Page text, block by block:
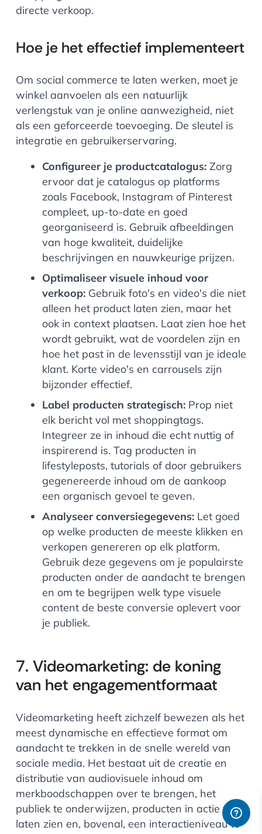
directe verkoop.
Hoe je het effectief implementeert
Om social commerce te laten werken, moet je
winkel aanvoelen als een natuurlijk
verlengstuk van je online aanwezigheid, niet
als een geforceerde toevoeging. De sleutel is
integratie en gebruikerservaring.
Configureer je productcatalogus: Zorg
ervoor dat je catalogus op platforms
zoals Facebook, Instagram of Pinterest
compleet, up-to-date en goed
georganiseerd is. Gebruik afbeeldingen
van hoge kwaliteit, duidelijke
beschrijvingen en nauwkeurige prijzen.
Optimaliseer visuele inhoud voor
verkoop: Gebruik foto's en video's die niet
alleen het product laten zien, maar het
ook in context plaatsen. Laat zien hoe het
wordt gebruikt, wat de voordelen zijn en
hoe het past in de levensstijl van je ideale
klant. Korte video's en carrousels zijn
bijzonder effectief.
Label producten strategisch: Prop niet
elk bericht vol met shoppingtags.
Integreer ze in inhoud die echt nuttig of
inspirerend is. Tag producten in
lifestyleposts, tutorials of door gebruikers
gegenereerde inhoud om de aankoop
een organisch gevoel te geven.
Analyseer conversiegegevens: Let goed
op welke producten de meeste klikken en
verkopen genereren op elk platform.
Gebruik deze gegevens om je populairste
producten onder de aandacht te brengen
en om te begrijpen welk type visuele
content de beste conversie oplevert voor
je publiek.
7. Videomarketing: de koning
van het engagementformaat
Videomarketing heeft zichzelf bewezen als het
meest dynamische en effectieve format om
aandacht te trekken in de snelle wereld van
sociale media. Het bestaat uit de creatie en
distributie van audiovisuele inhoud om
merkboodschappen over te brengen, het
publiek te onderwijzen, producten in actie te
laten zien en, bovenal, een interactieniveau te